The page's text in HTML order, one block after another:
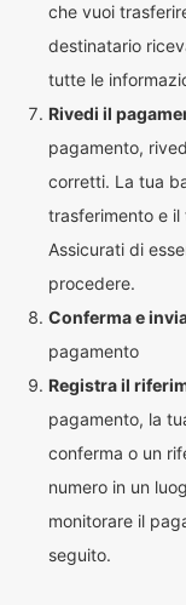
che vuoi
destinatario
tutte le
Rivedi il
pagamento,
corretti. La tua
trasferimento e il
Assicurati di
procedere.
Conferma e
pagamento
Registra il
pagamento, la
conferma o un
numero in un
monitorare il
seguito.